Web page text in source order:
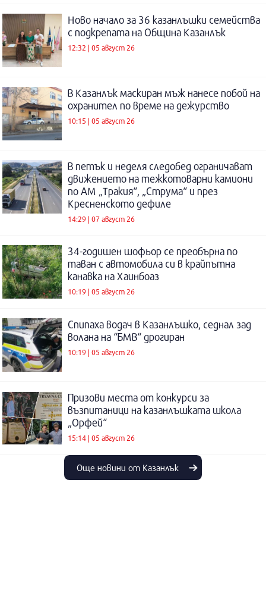
Ново начало за 36 казанлъшки семейства
с подкрепата на Община Казанлък
12:32 | 05 август 26
В Казанлък маскиран мъж нанесе побой на
охранител по време на дежурство
10:15 | 05 август 26
В петък и неделя следобед ограничават
движението на тежкотоварни камиони
по АМ „Тракия“, „Струма“ и през
Кресненското дефиле
14:29 | 07 август 26
34-годишен шофьор се преобърна по
таван с автомобила си в крайпътна
канавка на Хаинбоаз
10:19 | 05 август 26
Спипаха водач в Казанлъшко, седнал зад
волана на “БМВ“ дрогиран
10:19 | 05 август 26
Призови места от конкурси за
възпитаници на казанлъшката школа
„Орфей“
15:14 | 05 август 26
Още новини от Казанлък